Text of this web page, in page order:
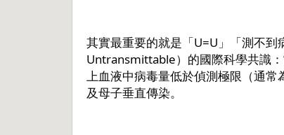
其實最重要的就是「U=U」「測不
Untransmittable）的國際科學共識
上血液中病毒量低於偵測極限（通
及母子垂直傳染。